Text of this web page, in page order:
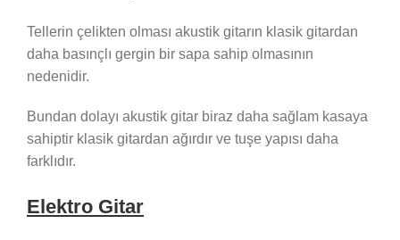
Tellerin çelikten olması akustik gitarın klasik gitardan
daha basınçlı gergin bir sapa sahip olmasının
nedenidir.
Bundan dolayı akustik gitar biraz daha sağlam kasaya
sahiptir klasik gitardan ağırdır ve tuşe yapısı daha
farklıdır.
Elektro Gitar